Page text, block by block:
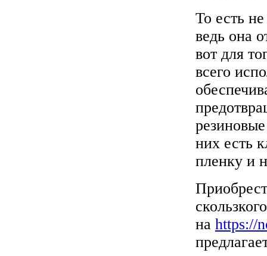
То есть
ведь она
вот для
всего
них есть
пленку и
на https://